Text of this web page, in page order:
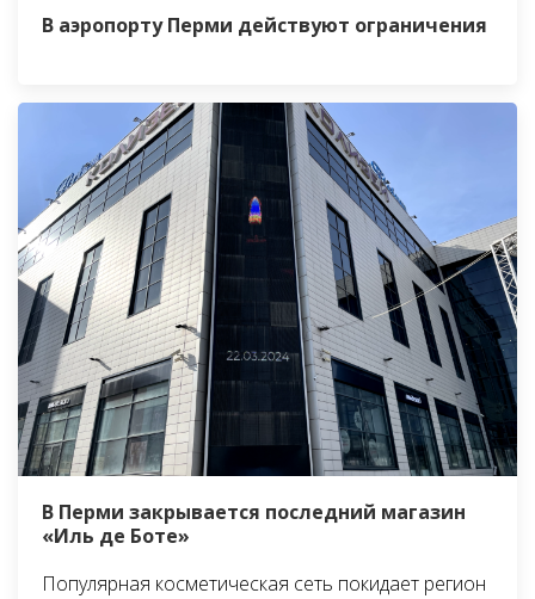
В аэропорту Перми действуют ограничения
В Перми закрывается последний магазин
«Иль де Боте»
Популярная косметическая сеть покидает регион